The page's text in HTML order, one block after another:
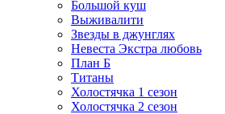
Большой куш
Выживалити
Звезды в джунглях
Невеста Экстра любовь
План Б
Титаны
Холостячка 1 сезон
Холостячка 2 сезон